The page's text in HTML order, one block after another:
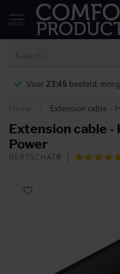
MENU
Voor 23:45 besteld,
Home Extension cable -
Extension cable
Power
BERTSCHAT®